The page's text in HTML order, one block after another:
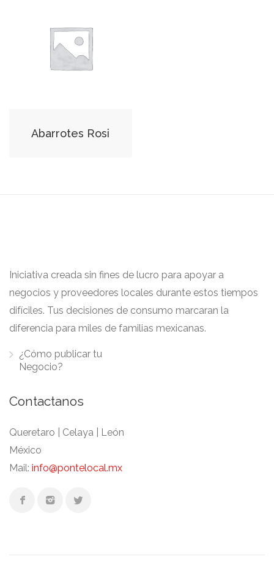
Abarrotes Rosi
Iniciativa creada sin fines de lucro para apoyar a
negocios y proveedores locales durante estos tiempos
difíciles. Tus decisiones de consumo marcaran la
diferencia para miles de familias mexicanas.
¿Cómo publicar tu
Negocio?
Contactanos
Queretaro | Celaya | León
México
Mail: info@pontelocal.mx